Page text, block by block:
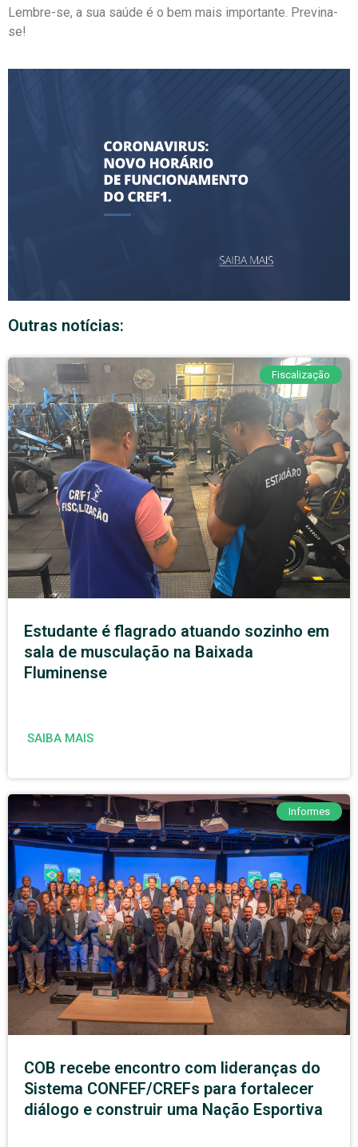
Lembre-se, a sua saúde é o bem mais importante. Previna-
se!
Outras notícias:
Fiscalização
Estudante é flagrado atuando sozinho em
sala de musculação na Baixada
Fluminense
SAIBA MAIS
Informes
COB recebe encontro com lideranças do
Sistema CONFEF/CREFs para fortalecer
diálogo e construir uma Nação Esportiva